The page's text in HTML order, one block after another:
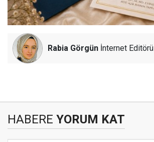
Rabia Görgün İnternet Editörü
HABERE YORUM KAT